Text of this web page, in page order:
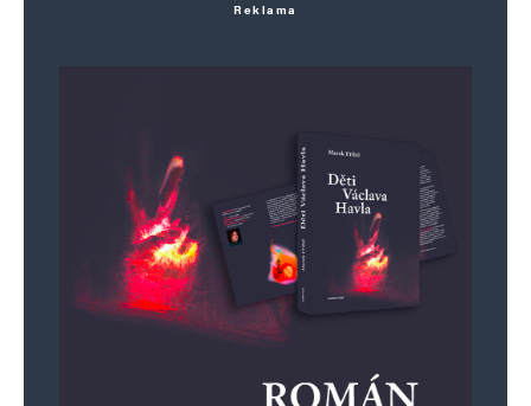
Informujte mě o nových příspěvcích e-mailem.
Alternative:
Reklama